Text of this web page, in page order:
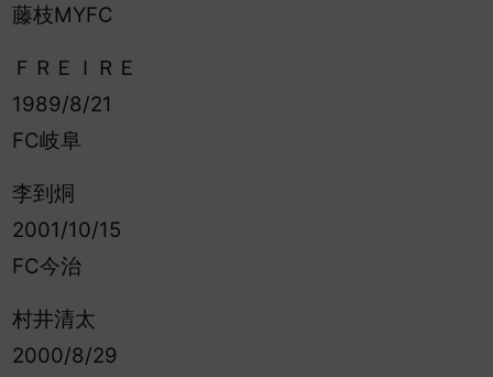
藤枝MYFC
ＦＲＥＩＲＥ
1989/8/21
FC岐阜
李到烔
2001/10/15
FC今治
村井清太
2000/8/29